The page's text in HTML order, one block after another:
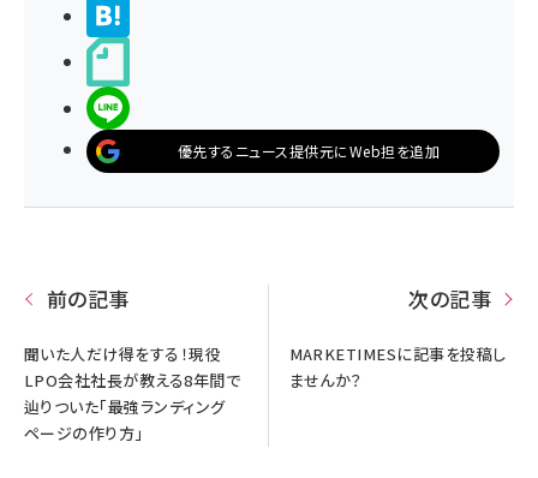
優先するニュース提供元にWeb担を追加
前の記事
聞いた人だけ得をする！現役
LPO会社社長が教える8年間で
辿りついた「最強ランディング
ページの作り方」
次の記事
MARKETIMESに記事を投稿し
ませんか？